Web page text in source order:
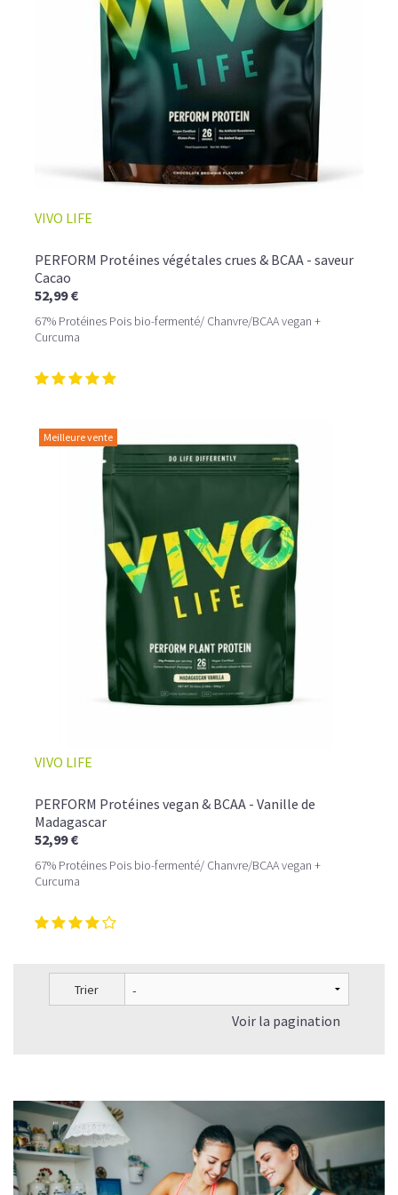
☕ LATTE MACCHIATO GLACÉ
L’ÉQUILIBRE PARFAIT ENTRE DOUCEUR ET INTENSITÉ
Un café riche avec un soupçon de caramel pour un
moment de pure détente… ou de concentration avant le
prochain défi.
Une énergie immédiate et stable, sans pic de glycémie,
qui vous accompagne toute la matinée et un allié parfait
après l’entraînement.
Pour ceux qui veulent retrouver le plaisir d’un vrai café
glacé, sans se sentir lourd ni affamé.
🍯 CAFÉ FRAPPÉ AU CARAMEL PROTÉINÉ
LE PLAISIR D’UN DESSERT GLACÉ, SANS LE SUCRE EN
TROP
VIVO LIFE
PERFORM Protéines végétales crues & BCAA - saveur
Cacao
52,99 €
67% Protéines Pois bio-fermenté/ Chanvre/BCAA vegan +
Curcuma
Meilleure vente
VIVO LIFE
PERFORM Protéines vegan & BCAA - Vanille de
Madagascar
52,99 €
67% Protéines Pois bio-fermenté/ Chanvre/BCAA vegan +
Curcuma
Trier
Voir la pagination